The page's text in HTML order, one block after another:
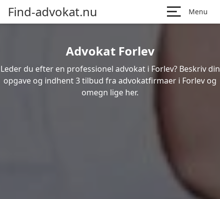
Find-advokat.nu Menu
Advokat Forlev
Leder du efter en professionel advokat i Forlev? Beskriv din
opgave og indhent 3 tilbud fra advokatfirmaer i Forlev og
omegn lige her.